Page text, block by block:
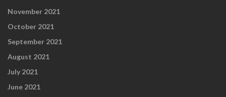
November 2021
October 2021
September 2021
August 2021
July 2021
June 2021